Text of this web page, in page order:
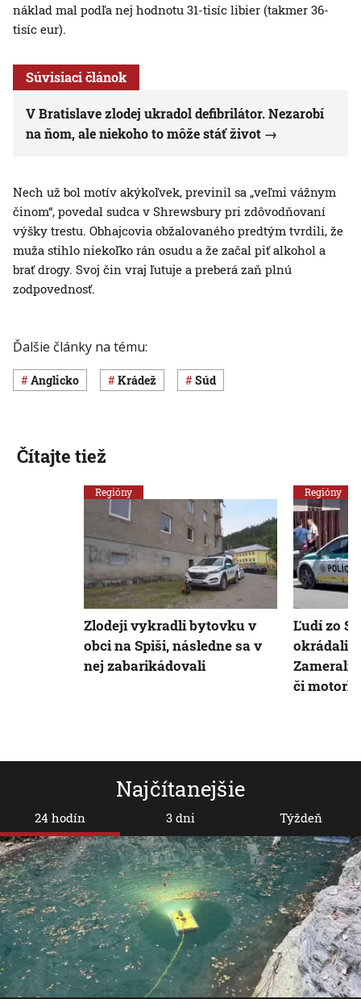
náklad mal podľa nej hodnotu 31-tisíc libier (takmer 36-
tisíc eur).
Súvisiaci článok
V Bratislave zlodej ukradol defibrilátor. Nezarobí
na ňom, ale niekoho to môže stáť život
Nech už bol motív akýkoľvek, previnil sa „veľmi vážnym
činom“, povedal sudca v Shrewsbury pri zdôvodňovaní
výšky trestu. Obhajcovia obžalovaného predtým tvrdili, že
muža stihlo niekoľko rán osudu a že začal piť alkohol a
brať drogy. Svoj čin vraj ľutuje a preberá zaň plnú
zodpovednosť.
Ďalšie články na tému:
Anglicko krádež súd
Najčítanejšie
24 hodín 3 dni Týždeň
Čítajte tiež
Regióny
Zlodeji vykradli bytovku v
obci na Spiši, následne sa v
nej zabarikádovali
Regióny
Ľudí zo
okrádali
Zamerali
či